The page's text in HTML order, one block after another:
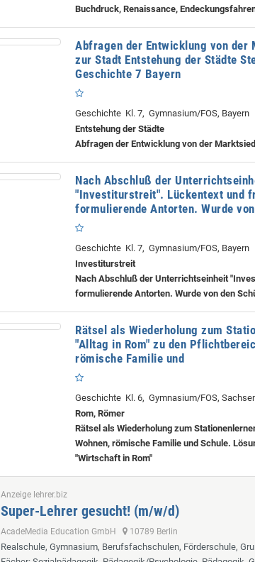
Buchdruck, Renaissance,
Abfragen der Entwicklung von der
zur Stadt Entstehung der Städte
Geschichte 7 Bayern
Geschichte Kl. 7, Gymnasium/FOS, Bayern
Entstehung der Städte
Abfragen der Entwicklung von der
Nach Abschluß der
"Investiturstreit". Lückentext und
formulierende Antorten. Wurde von
Geschichte Kl. 7, Gymnasium/FOS, Bayern
Investiturstreit
Nach Abschluß der Unterrichtseinheit
formulierende Antorten. Wurde von den
Rätsel als Wiederholung zum
"Alltag in Rom" zu den
römische Familie und
Geschichte Kl. 6, Gymnasium/FOS,
Rom, Römer
Rätsel als Wiederholung zum
Wohnen, römische Familie und Schule.
"Wirtschaft in Rom"
Anzeige lehrer.biz
Super-Lehrer gesucht! (m/w/d)
AcadeMedia Education GmbH 10789 Berlin
Realschule, Gymnasium, Berufsfachschulen, Förderschule,